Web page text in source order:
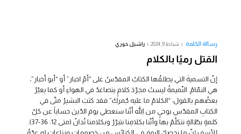
رسالة الكلمة شباط 9, 2024 راشيل خوري
القتل رميًا بالكلام
إنّ التسميةَ التي يطلقُها الكتابُ المقدّسُ على “أمّ اخبار” أو “أبو أخبار”،
هي النمّامُ. النّميمةُ ليستْ مجرّدَ كلامٍ يتصاعدُ في الهواءِ أو كما يعبّرُ
بعضُهم بالقول: “الكلامُ ما عليه جُمرك” فقد كتبَ البشيرُ متّى في
الكتابِ المقدّسِ بوحيٍ من اللهِ أنّنا سنعطي يومَ الدّينَ حساباً عن كلّ
كلمةٍ بطّالةٍ نتكلّمُ بها وأنّنا بكلامِنا نتبرّرُ وبكلامنا نُدانُ (متى 12: 36-37).